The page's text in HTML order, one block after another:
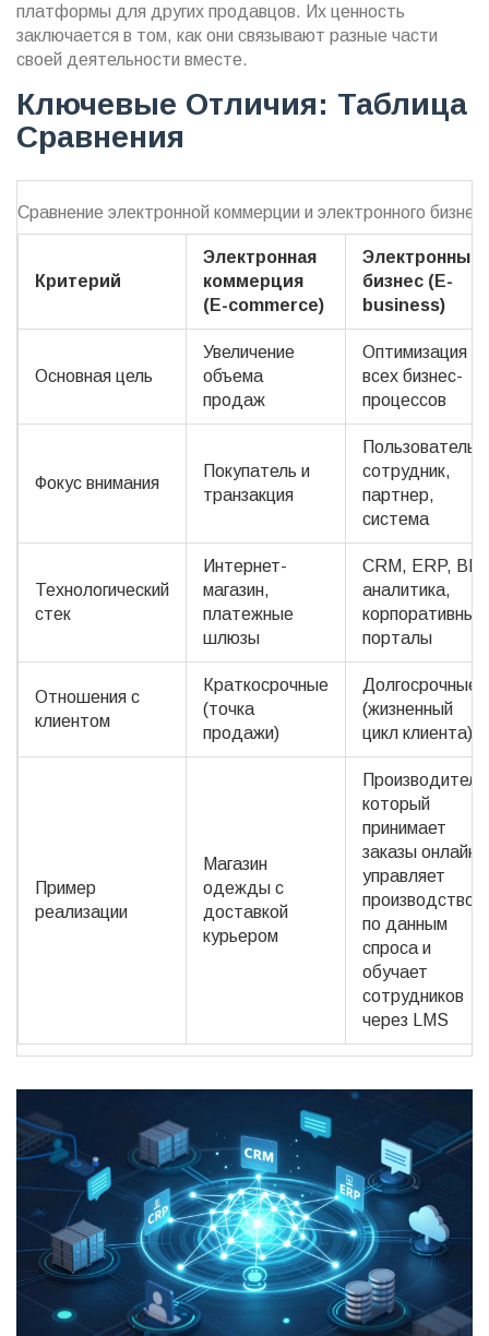
платформы для других продавцов. Их ценность
заключается в том, как они связывают разные части
своей деятельности вместе.
Ключевые Отличия: Таблица
Сравнения
Сравнение электронной коммерции и электронного
Критерий
Электронная
коммерция
(E-commerce)
Электронный
бизнес (E-
business)
Основная цель
Увеличение
объема
продаж
Оптимизация
всех бизнес-
процессов
Фокус внимания
Покупатель и
транзакция
Пользователь,
сотрудник,
партнер,
система
Технологический
стек
Интернет-
магазин,
платежные
шлюзы
CRM, ERP, BI-
аналитика,
корпоративные
порталы
Отношения с
клиентом
Краткосрочные
(точка
продажи)
Долгосрочные
(жизненный
цикл клиента)
Пример
реализации
Магазин
одежды с
доставкой
курьером
который
принимает
заказы онлайн,
управляет
производством
по данным
спроса и
обучает
сотрудников
через LMS